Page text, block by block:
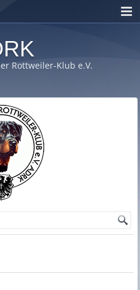
Rottweiler-Klub e.V.